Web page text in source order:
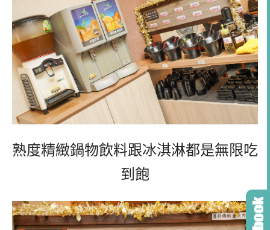
熟度精緻鍋物飲料跟冰淇淋都是無限吃
到飽